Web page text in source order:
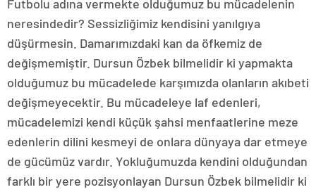
Futbolu adına vermekte olduğumuz bu mücadelenin
neresindedir? Sessizliğimiz kendisini yanılgıya
düşürmesin. Damarımızdaki kan da öfkemiz de
değişmemiştir. Dursun Özbek bilmelidir ki yapmakta
olduğumuz bu mücadelede karşımızda olanların akıbeti
değişmeyecektir. Bu mücadeleye laf edenleri,
mücadelemizi kendi küçük şahsi menfaatlerine meze
edenlerin dilini kesmeyi de onlara dünyaya dar etmeye
de gücümüz vardır. Yokluğumuzda kendini olduğundan
farklı bir yere pozisyonlayan Dursun Özbek bilmelidir ki